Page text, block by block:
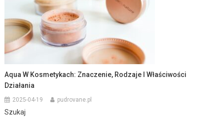
Aqua W Kosmetykach: Znaczenie, Rodzaje I Właściwości
Działania
2025-04-19 pudrovane.pl
Szukaj